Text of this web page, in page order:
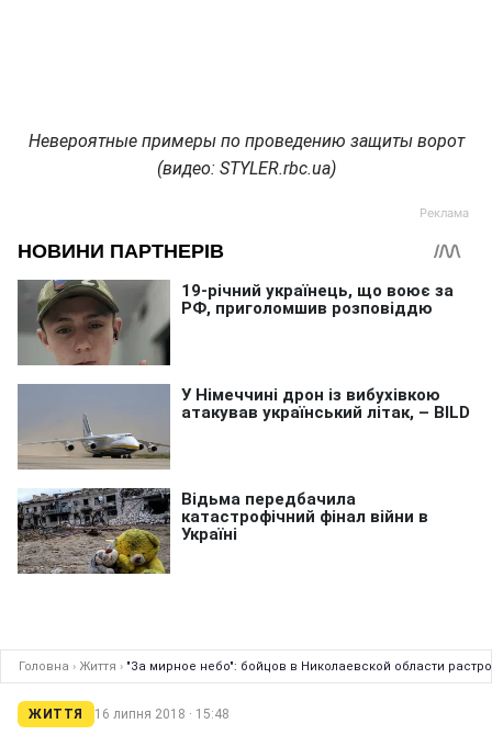
Невероятные примеры по проведению защиты ворот
(видео: STYLER.rbc.ua)
Головна › Життя › "За мирное небо": бойцов в Николаевской области
ЖИТТЯ 16 липня 2018 · 15:48